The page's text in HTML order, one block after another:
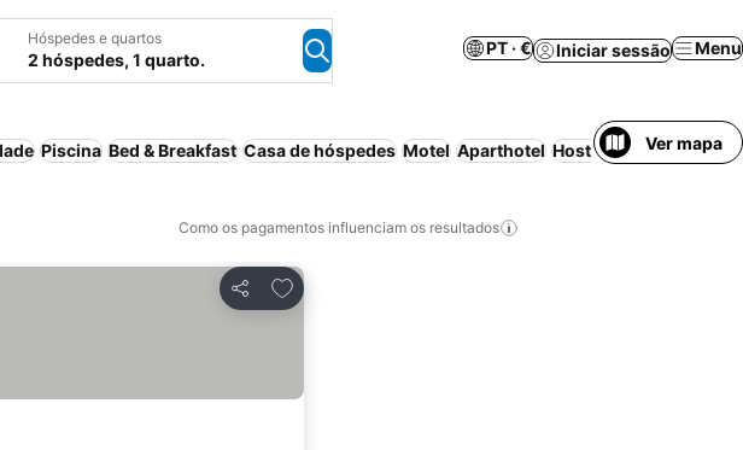
Hóspedes e quartos
2 hóspedes, 1 quarto.
PT · € Iniciar sessão Menu
Piscina Bed & Breakfast Casa de hóspedes Motel Aparthotel Hostel Parque de
Ver mapa
Como os pagamentos influenciam os resultados
Partilhar
Adicionar aos favoritos